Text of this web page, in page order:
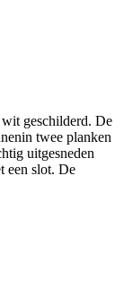
geschilderd. De
twee planken
uitgesneden
een slot. De